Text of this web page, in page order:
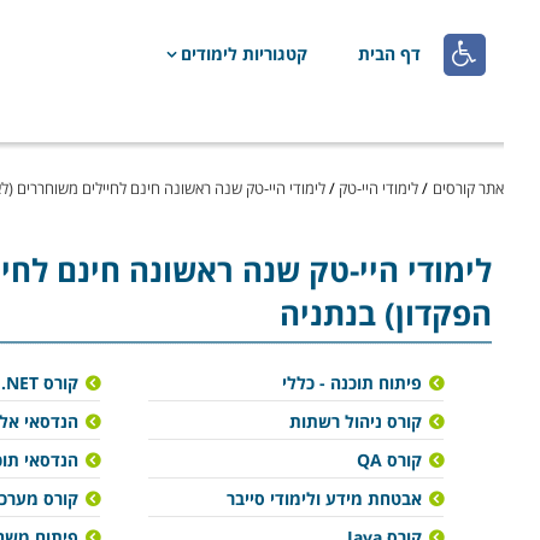
 דף הבית קטגוריות לימודים
אתר קורסים /לימודי היי-טק /לימודי היי-טק שנה ראשונה חינם לחיילים משוחררים
לימודי היי-טקשנה ראשונה חינם
הפקדון) בנתניה
פיתוח תוכנה - כללי
קורס ניהול רשתות
קורס QA
אבטחת מידע ולימודי סייבר
קורס NET.
הנדסאי
הנדסאי
קורס